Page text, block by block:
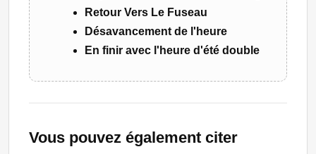
Retour Vers Le Fuseau
Désavancement de l'heure
En finir avec l'heure d'été double
Vous pouvez également citer